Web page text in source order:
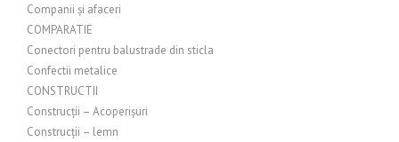
Companii și afaceri
COMPARATIE
Conectori pentru balustrade din sticla
Confectii metalice
CONSTRUCTII
Construcții – Acoperișuri
Construcții – lemn